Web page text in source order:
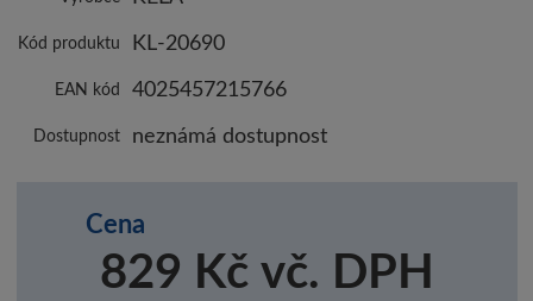
Kód produktu KL-20690
EAN kód 4025457215766
Dostupnost neznámá dostupnost
Cena
829 Kč vč. DPH